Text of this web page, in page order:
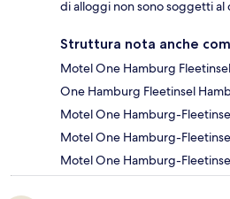
di alloggi non sono soggetti al
Struttura nota anche
Motel One Hamburg Fleetinsel
One Hamburg Fleetinsel
Motel One Hamburg-
Motel One Hamburg-
Motel One Hamburg-